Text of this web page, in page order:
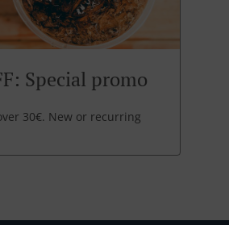
Special promo
30€. New or recurring